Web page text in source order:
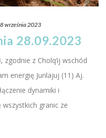
września 2023
28.09.2023
zgodnie z Cholq’ij wschód
energię Junlajuj (11) Aj.
dynamiki i
granic ze